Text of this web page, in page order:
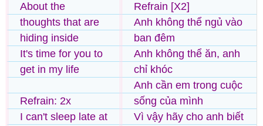
About the
thoughts that are
hiding inside
It's time for you to
get in my life
Refrain: 2x
I can't sleep late at
Refrain [X2]
Anh không thể ngủ vào
ban đêm
Anh không thể ăn, anh
chỉ khóc
Anh cần em trong cuộc
sống của mình
Vì vậy hãy cho anh biết